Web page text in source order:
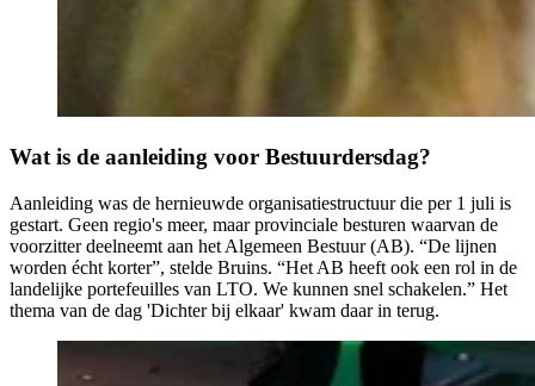
Wat is de aanleiding voor Bestuurdersdag?
Aanleiding was de hernieuwde organisatiestructuur die per 1 juli is
gestart. Geen regio's meer, maar provinciale besturen waarvan de
voorzitter deelneemt aan het Algemeen Bestuur (AB). “De lijnen
worden écht korter”, stelde Bruins. “Het AB heeft ook een rol in de
landelijke portefeuilles van LTO. We kunnen snel schakelen.” Het
thema van de dag 'Dichter bij elkaar' kwam daar in terug.